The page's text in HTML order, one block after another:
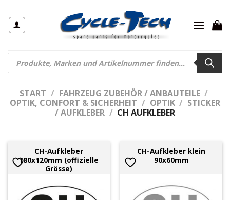
Inhalt
springen
Products
search
START / FAHRZEUG ZUBEHÖR / ANBAUTEILE /
OPTIK, CONFORT & SICHERHEIT / OPTIK / STICKER
/ AUFKLEBER / CH AUFKLEBER
CH-Aufkleber
180x120mm (offizielle
Grösse)
CH-Aufkleber klein
90x60mm